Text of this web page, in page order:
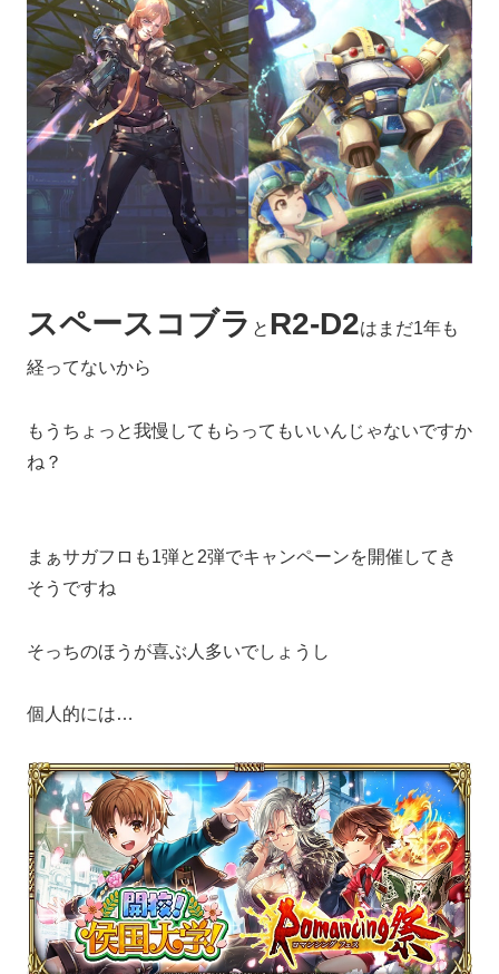
スペースコブラ と R2-D2はまだ1年も
経ってないから
もうちょっと我慢してもらってもいいんじゃないですか
ね？
まぁサガフロも1弾と2弾でキャンペーンを開催してき
そうですね
そっちのほうが喜ぶ人多いでしょうし
個人的には…